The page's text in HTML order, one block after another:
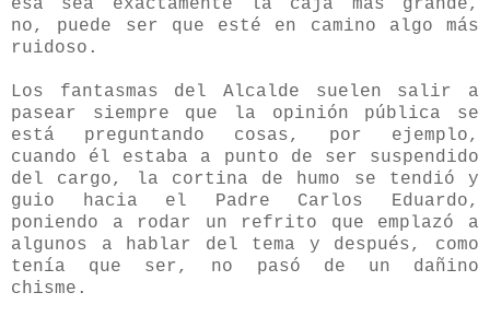
esa sea exactamente la caja más grande,
no, puede ser que esté en camino algo más
ruidoso.
Los fantasmas del Alcalde suelen salir a
pasear siempre que la opinión pública se
está preguntando cosas, por ejemplo,
cuando él estaba a punto de ser suspendido
del cargo, la cortina de humo se tendió y
guio hacia el Padre Carlos Eduardo,
poniendo a rodar un refrito que emplazó a
algunos a hablar del tema y después, como
tenía que ser, no pasó de un dañino
chisme.